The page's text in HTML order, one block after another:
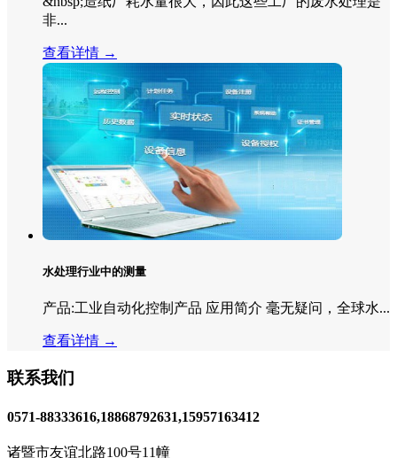
非...
查看详情 →
水处理行业中的测量
产品:工业自动化控制产品 应用简介 毫无疑问，全球水...
查看详情 →
联系我们
0571-88333616,18868792631,15957163412
诸暨市友谊北路100号11幢